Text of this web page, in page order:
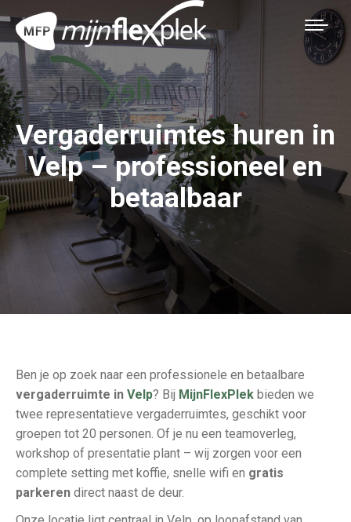
Vergaderruimtes huren in
Velp – professioneel en
betaalbaar
Ben je op zoek naar een professionele en betaalbare
vergaderruimte in Velp? Bij MijnFlexPlek bieden we
twee representatieve vergaderruimtes, geschikt voor
groepen tot 20 personen. Of je nu een teamoverleg,
workshop of presentatie plant – wij zorgen voor een
complete setting met koffie, snelle wifi en gratis
parkeren direct naast de deur.